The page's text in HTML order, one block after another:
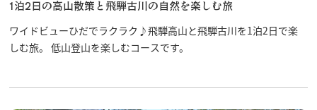
1泊2日の高山散策と飛騨古川の自然を楽しむ旅
ワイドビューひだでラクラク♪飛騨高山と飛騨古川を1泊2日で楽
しむ旅。 低山登山を楽しむコースです。